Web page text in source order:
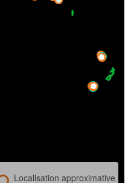
Localisation approximative